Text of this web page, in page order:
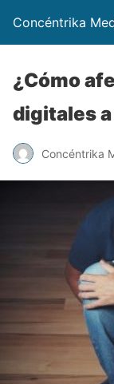
Concéntrika
¿Cómo
digitales
Concéntrika